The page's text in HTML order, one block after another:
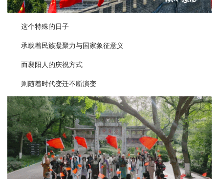
这个特殊的日子
承载着民族凝聚力与国家象征意义
而襄阳人的庆祝方式
则随着时代变迁不断演变